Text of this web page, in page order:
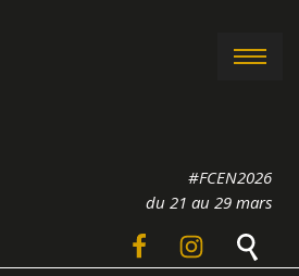
#FCEN2026
du 21 au 29 mars